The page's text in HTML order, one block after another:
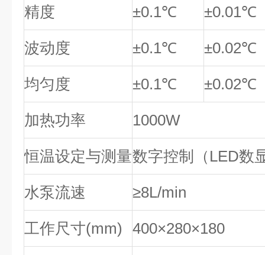
精度 ±0.1℃ ±0.01℃
波动度 ±0.1℃ ±0.02℃
均匀度 ±0.1℃ ±0.02℃
加热功率 1000W
恒温设定与测量数字控制（LED数
水泵流速 ≥8L/min
工作尺寸(mm) 400×280×180